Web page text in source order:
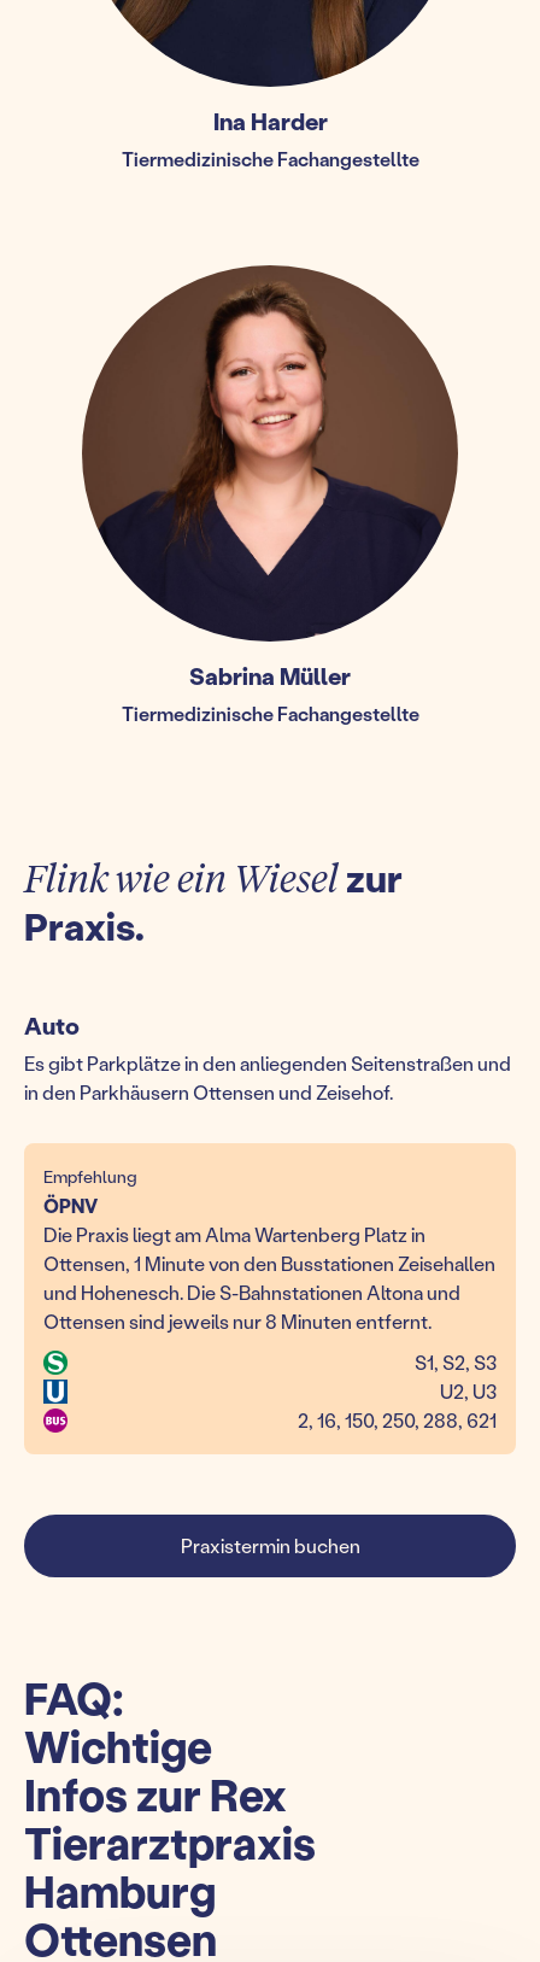
Ina Harder
Tiermedizinische Fachangestellte
Sabrina Müller
Tiermedizinische Fachangestellte
Flink wie ein Wieselzur
Praxis.
Empfehlung
ÖPNV
Die Praxis liegt am Alma Wartenberg Platz in
Ottensen, 1 Minute von den Busstationen Zeisehallen
und Hohenesch. Die S-Bahnstationen Altona und
Ottensen sind jeweils nur 8 Minuten entfernt.
S1, S2, S3
U2, U3
2, 16, 150, 250, 288, 621
Auto
Es gibt Parkplätze in den anliegenden Seitenstraßen und
in den Parkhäusern Ottensen und Zeisehof.
Praxistermin buchen
FAQ:
Wichtige
Infos zur Rex
Tierarztpraxis
Hamburg
Ottensen